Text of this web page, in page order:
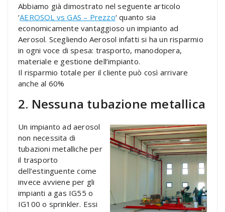
Abbiamo già dimostrato nel seguente articolo
‘AEROSOL vs GAS – Prezzo‘ quanto sia
economicamente vantaggioso un impianto ad
Aerosol. Scegliendo Aerosol infatti si ha un risparmio
in ogni voce di spesa: trasporto, manodopera,
materiale e gestione dell’impianto.
Il risparmio totale per il cliente può così arrivare
anche al 60%
2. Nessuna tubazione metallica
Un impianto ad aerosol
non necessita di
tubazioni metalliche per
il trasporto
dell’estinguente come
invece avviene per gli
impianti a gas IG55 o
IG100 o sprinkler. Essi